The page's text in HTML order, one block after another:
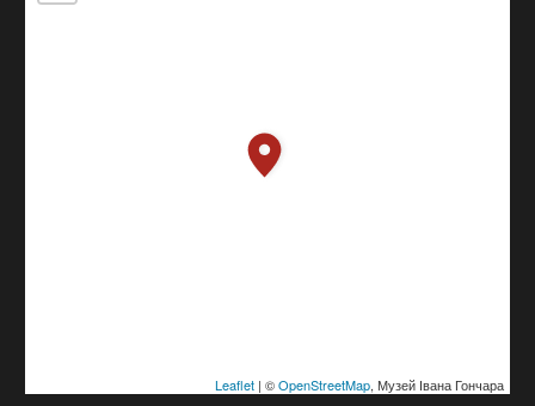
Leaflet| ©OpenStreetMap, Музей Івана Гончара